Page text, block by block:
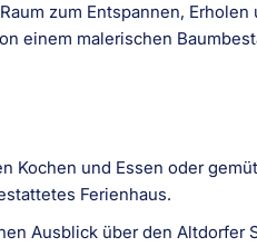
zum Entspannen,
einem malerischen
Kochen und Essen oder
Ferienhaus.
Ausblick über den Altdorfer